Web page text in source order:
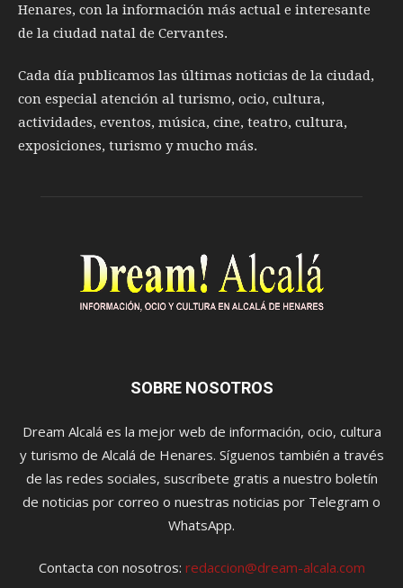
Henares, con la información más actual e interesante
de la ciudad natal de Cervantes.
Cada día publicamos las últimas noticias de la ciudad,
con especial atención al turismo, ocio, cultura,
actividades, eventos, música, cine, teatro, cultura,
exposiciones, turismo y mucho más.
SOBRE NOSOTROS
Dream Alcalá es la mejor web de información, ocio, cultura
y turismo de Alcalá de Henares. Síguenos también a través
de las redes sociales, suscríbete gratis a nuestro boletín
de noticias por correo o nuestras noticias por Telegram o
WhatsApp.
Contacta con nosotros: redaccion@dream-alcala.com